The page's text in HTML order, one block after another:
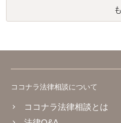
ココナラ法律相談について
ココナラ法律相談とは